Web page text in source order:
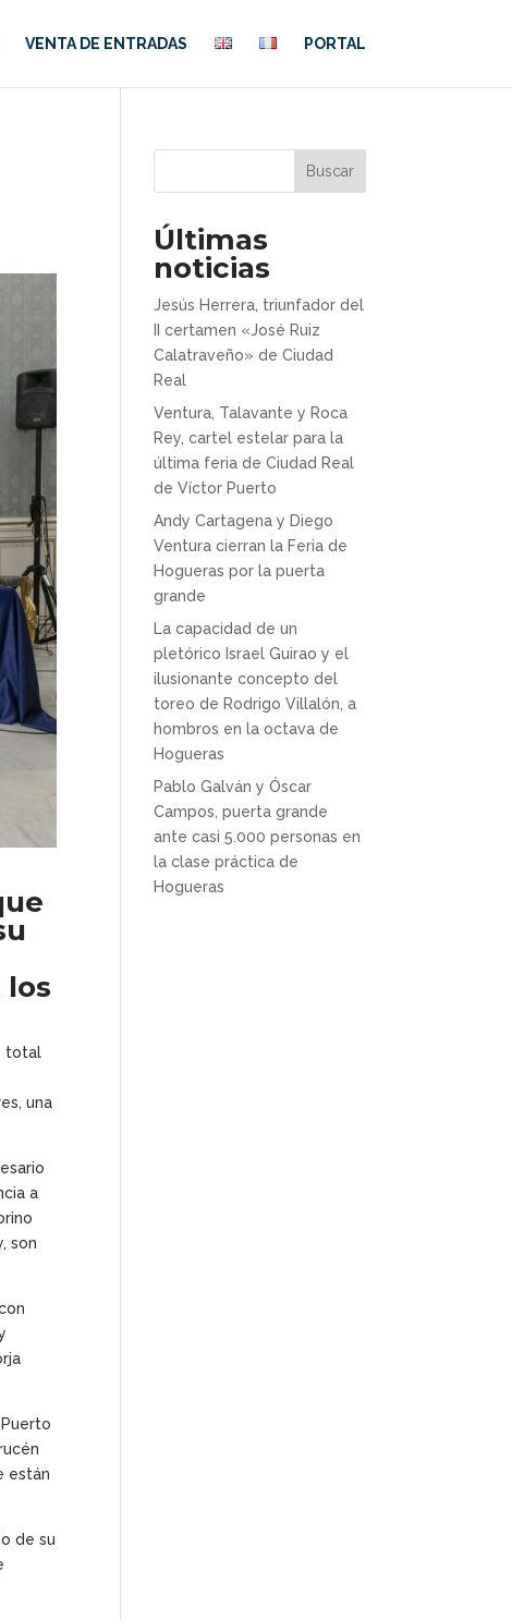
VENTA DE ENTRADAS PORTAL
los
total
una
a
son
están
de su
Buscar
Últimas
noticias
Jesús Herrera, triunfador del
II certamen «José Ruiz
Calatraveño» de Ciudad
Real
Ventura, Talavante y Roca
Rey, cartel estelar para la
última feria de Ciudad Real
de Víctor Puerto
Andy Cartagena y Diego
Ventura cierran la Feria de
Hogueras por la puerta
grande
La capacidad de un
pletórico Israel Guirao y el
ilusionante concepto del
toreo de Rodrigo Villalón, a
hombros en la octava de
Hogueras
Pablo Galván y Óscar
Campos, puerta grande
ante casi 5.000 personas en
la clase práctica de
Hogueras